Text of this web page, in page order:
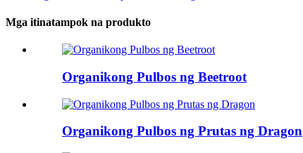
Mga itinatampok na produkto
Organikong Pulbos ng Beetroot
Organikong Pulbos ng Prutas ng Dragon